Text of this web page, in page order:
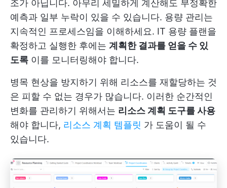
조가 아닙니다. 아무리 세밀하게 계산해도 부정확한
예측과 일부 누락이 있을 수 있습니다. 용량 관리는
지속적인 프로세스임을 이해하세요. IT 용량 플랜을
확정하고 실행한 후에는 계획한 결과를 얻을 수 있
도록 이를 모니터링해야 합니다.
병목 현상을 방지하기 위해 리소스를 재할당하는 것
은 피할 수 없는 경우가 많습니다. 이러한 순간적인
변화를 관리하기 위해서는 리소스 계획 도구를 사용
해야 합니다, 리소스 계획 템플릿 가 도움이 될 수
있습니다.